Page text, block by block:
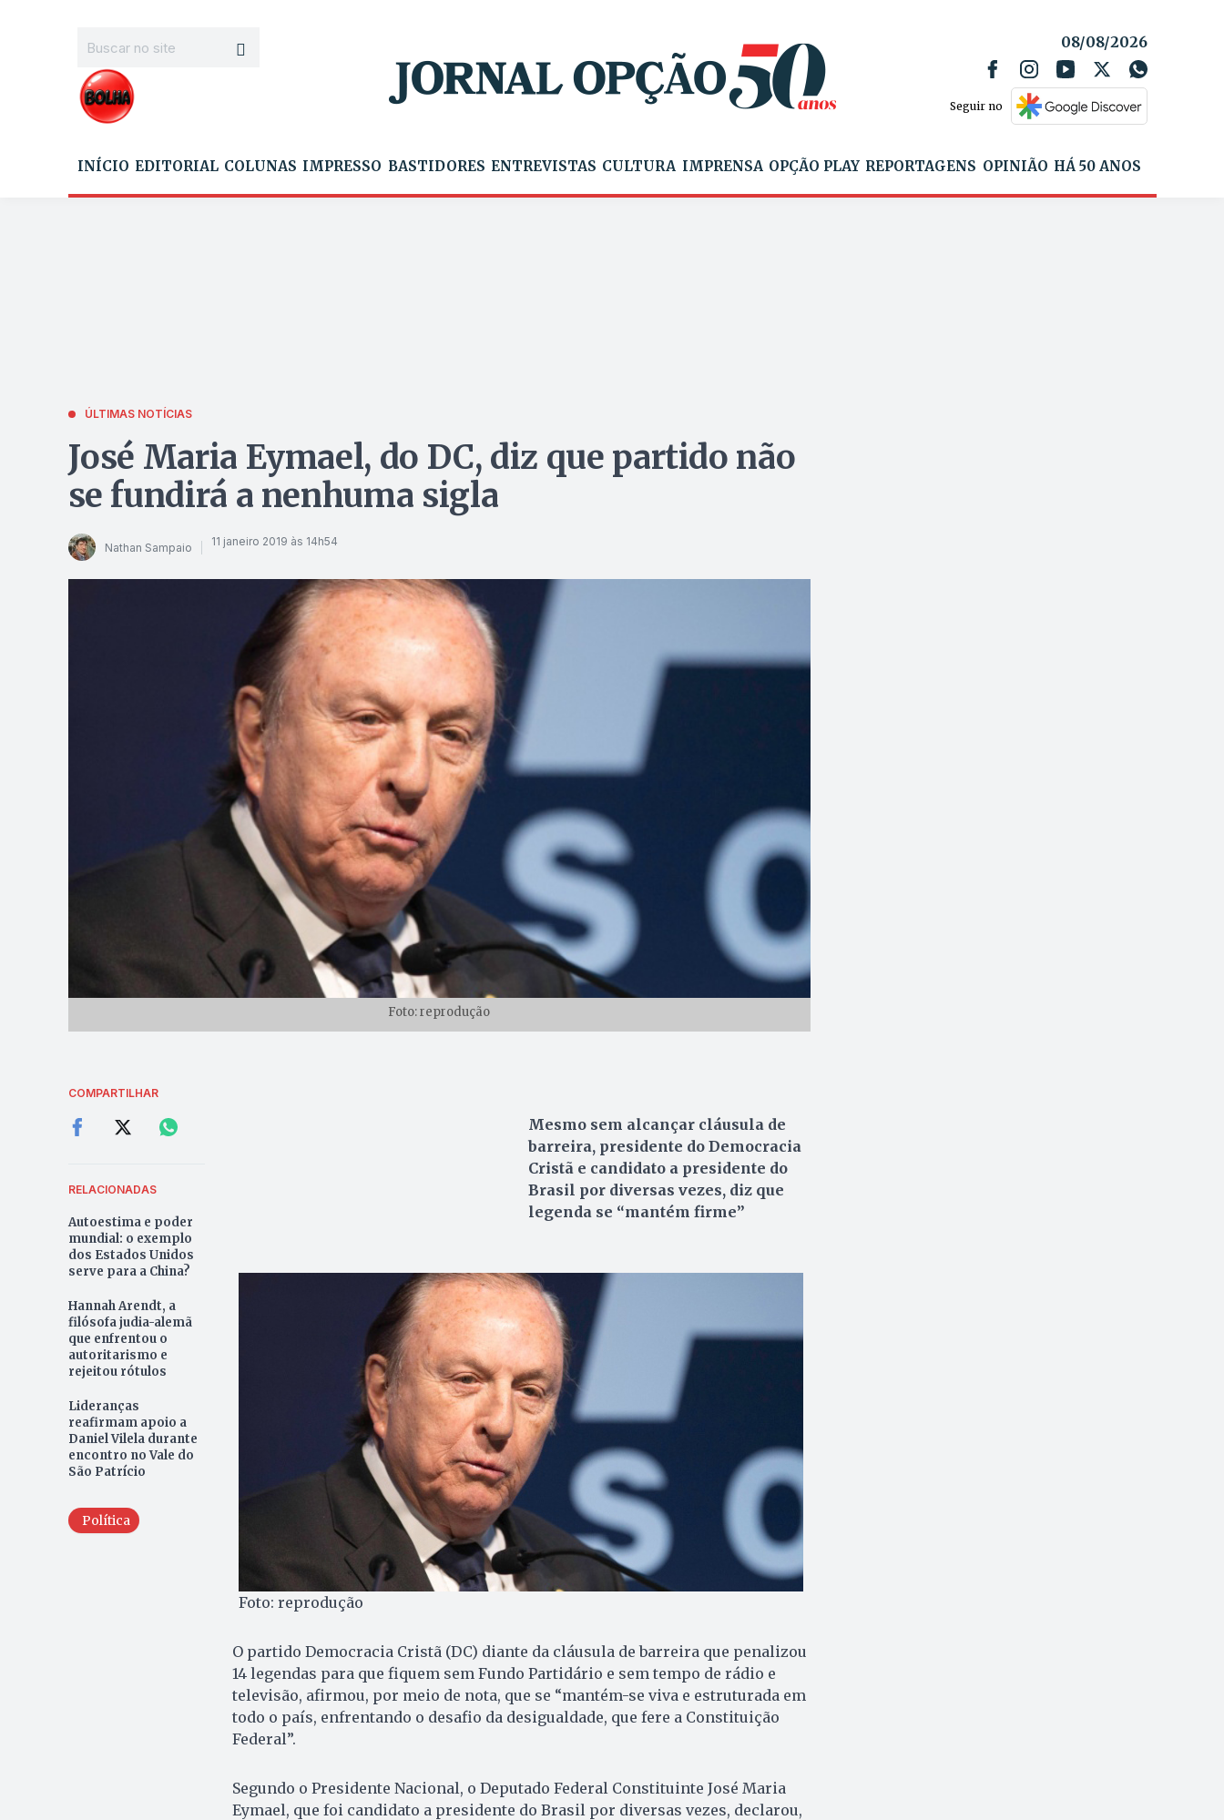
08/08/2026
Seguir no
INÍCIO EDITORIAL COLUNAS IMPRESSO BASTIDORES ENTREVISTAS CULTURA IMPRENSA OPÇÃO PLAY REPORTAGENS OPINIÃO HÁ 50 ANOS
ÚLTIMAS NOTÍCIAS
José Maria Eymael, do DC, diz que partido não
se fundirá a nenhuma sigla
Nathan Sampaio 11 janeiro 2019 às 14h54
Foto: reprodução
COMPARTILHAR
RELACIONADAS
Autoestima e poder
mundial: o exemplo
dos Estados Unidos
serve para a China?
Hannah Arendt, a
filósofa judia-alemã
que enfrentou o
autoritarismo e
rejeitou rótulos
Lideranças
reafirmam apoio a
Daniel Vilela durante
encontro no Vale do
São Patrício
Política
Mesmo sem alcançar cláusula de
barreira, presidente do Democracia
Cristã e candidato a presidente do
Brasil por diversas vezes, diz que
legenda se “mantém firme”
Foto: reprodução
O partido Democracia Cristã (DC) diante da cláusula de barreira que penalizou
14 legendas para que fiquem sem Fundo Partidário e sem tempo de rádio e
televisão, afirmou, por meio de nota, que se “mantém-se viva e estruturada em
todo o país, enfrentando o desafio da desigualdade, que fere a Constituição
Federal”.
Segundo o Presidente Nacional, o Deputado Federal Constituinte José Maria
Eymael, que foi candidato a presidente do Brasil por diversas vezes, declarou,